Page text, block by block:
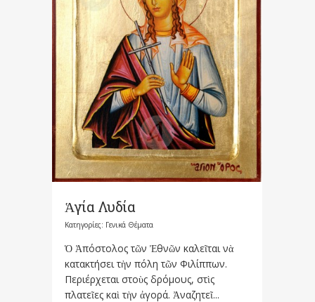
Ἁγία Λυδία
Κατηγορίες: Γενικά Θέματα
Ὁ Ἀπόστολος τῶν Ἐθνῶν καλεῖται νὰ
κατακτήσει τὴν πόλη τῶν Φιλίππων.
Περιέρχεται στοὺς δρόμους, στὶς
πλατεῖες καὶ τὴν ἀγορά. Ἀναζητεῖ...